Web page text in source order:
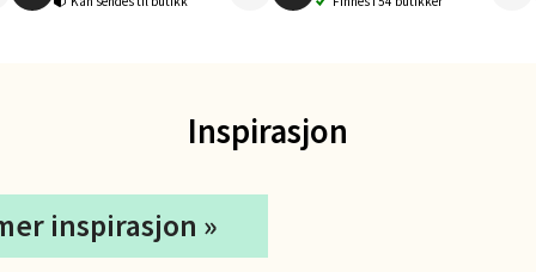
Inspirasjon
inspirasjon »
- Thon Senter Steinkjer
2, 7714 Steinkjer
10-20